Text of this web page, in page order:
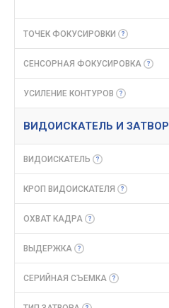
ТОЧЕК ФОКУСИРОВКИ
СЕНСОРНАЯ ФОКУСИРОВКА
УСИЛЕНИЕ КОНТУРОВ
ВИДОИСКАТЕЛЬ И ЗАТВОР
ВИДОИСКАТЕЛЬ
КРОП ВИДОИСКАТЕЛЯ
ОХВАТ КАДРА
ВЫДЕРЖКА
СЕРИЙНАЯ СЪЕМКА